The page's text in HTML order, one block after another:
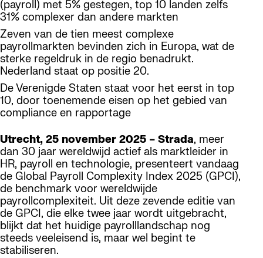
(payroll) met 5% gestegen, top 10 landen zelfs
31% complexer dan andere markten
Zeven van de tien meest complexe
payrollmarkten bevinden zich in Europa, wat de
sterke regeldruk in de regio benadrukt.
Nederland staat op positie 20.
De Verenigde Staten staat voor het eerst in top
10, door toenemende eisen op het gebied van
compliance en rapportage
Utrecht, 25 november 2025 – Strada, meer
dan 30 jaar wereldwijd actief als marktleider in
HR, payroll en technologie, presenteert vandaag
de Global Payroll Complexity Index 2025 (GPCI),
de benchmark voor wereldwijde
payrollcomplexiteit. Uit deze zevende editie van
de GPCI, die elke twee jaar wordt uitgebracht,
blijkt dat het huidige payrolllandschap nog
steeds veeleisend is, maar wel begint te
stabiliseren.